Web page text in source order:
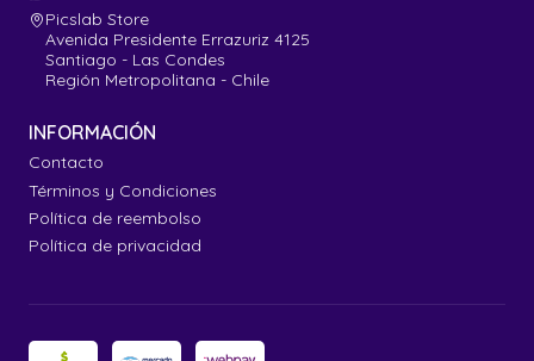
Picslab Store
Avenida Presidente Errazuriz 4125
Santiago - Las Condes
Región Metropolitana - Chile
INFORMACIÓN
Contacto
Términos y Condiciones
Política de reembolso
Política de privacidad